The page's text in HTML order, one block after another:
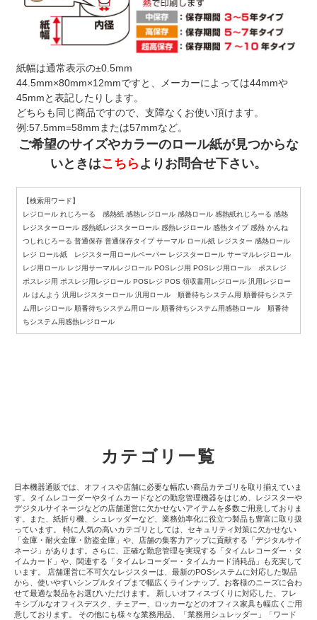
紙幅は通常表示の±0.5mm
44.5mm×80mm×12mmですと、メーカーによっては44mmや
45mmと表記したりします。
どちらも同じ商品ですので、支障なくお使い頂けます。
例:57.5mm=58mmまたは57mmなど。
ご希望のサイズやカラーのロール紙が見つからな
いときはこちら よりお問合せ下さい。
【検索用ワード】
レジロール れじろーる 感熱紙 感熱レジロール 感熱ロール 感熱紙れじろーる 感熱
レジスターロール 感熱紙レジスターロール 感熱レジロール 感熱タイプ 感熱 かんね
つしれじろーる 普通保存 普通保存タイプ サーマル ロール紙 レジスター 感熱ロール
レジ ロール紙 レジスター用ロールペーパー レジスターロール サーマルレジロール
レジ用ロール レジ用サーマルレジロール POSレジ用 POSレジ用ロール ポスレジ
ポスレジ用 ポスレジ用レジロール POSレジ POS 領収書用レジロール 汎用レジロー
ル はんよう 汎用レジスターロール 汎用ロール 順番待ちシステム用 順番待ちシステ
ム用レジロール 順番待ちシステム用ロール 順番待ちシステム用感熱ロール 順番待
ちシステム用感熱レジロール
カテゴリ一覧
日本機器通販では、オフィスや店舗に必要な幅広い商品カテゴリを取り揃えていま
す。タイムレコーダーやタイムカードなどの勤怠管理機器をはじめ、レジスターや
デジタルサイネージなどの店舗運営に欠かせないアイテムを多数ご用意しておりま
す。また、紙折り機、シュレッダーなど、業務効率化に役立つ製品も豊富に取り扱
っています。 特に人気の高いカテゴリとしては、セキュリティ対策に欠かせない
「金庫・耐火金庫・防盗金庫」や、店舗の集客力アップに貢献する「デジタルサイ
ネージ」があります。さらに、正確な勤怠管理を実現する「タイムレコーダー・タ
イムカード」や、関連する「タイムレコーダー・タイムカード消耗品」も充実して
います。 店舗運営に不可欠なレジスターは、最新のPOSシステムに対応した製品
から、使いやすいシンプルタイプまで幅広くラインナップ。お客様のニーズに合わ
せて最適な製品をお選びいただけます。 新しいオフィスづくりに対応した、フレ
キシブルなオフィスデスク、チェアー、ロッカーなどのオフィス家具も幅広くご用
意しております。 その他にも様々な業務用品、「業務用シュレッダー」「ワード